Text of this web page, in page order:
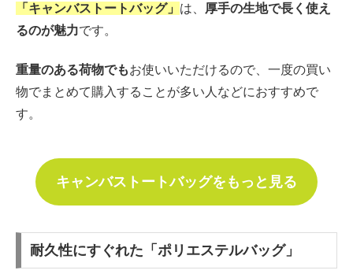
「キャンバストートバッグ」 は、
厚手の生地で長く使え
るのが魅力です。
重量のある荷物でもお使いいただけるので、一度の買い
物でまとめて購入することが多い人などにおすすめで
す。
キャンバストートバッグをもっと見る
耐久性にすぐれた「ポリエステルバッグ」